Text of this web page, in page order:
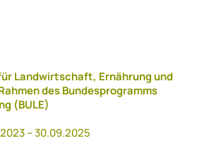
Landwirtschaft, Ernährung und
des Bundesprogramms
(BULE)
– 30.09.2025